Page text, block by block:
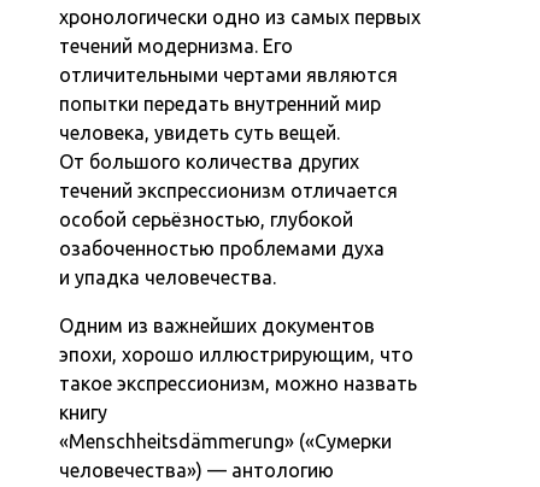
хронологически одно из самых первых
течений модернизма. Его
отличительными чертами являются
попытки передать внутренний мир
человека, увидеть суть вещей.
От большого количества других
течений экспрессионизм отличается
особой серьёзностью, глубокой
озабоченностью проблемами духа
и упадка человечества.
Одним из важнейших документов
эпохи, хорошо иллюстрирующим, что
такое экспрессионизм, можно назвать
книгу
«Menschheitsdämmerung» («Сумерки
человечества») — антологию